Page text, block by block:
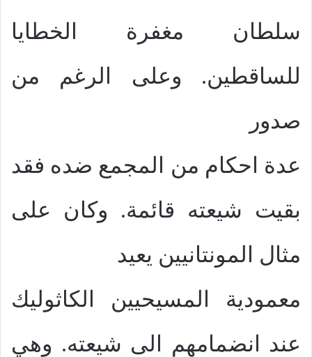
سلطان مغفرة الخطايا
للساقطين. وعلى الرغم من
صدور
عدة احكام من المجمع ضده فقد
بقيت شيعته قائمة. وكان على
مثال المونتانيين يعيد
معمودية المسيحيين الكاثوليك
عند انضمامهم الى شيعته. وهي